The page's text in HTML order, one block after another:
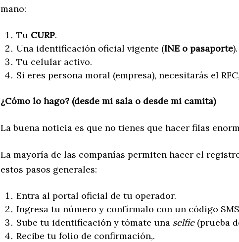
mano:
Tu CURP.
Una identificación oficial vigente (INE o pasaporte).
Tu celular activo.
Si eres persona moral (empresa), necesitarás el
¿Cómo lo hago? (desde mi sala o desde mi camita)
La buena noticia es que no tienes que hacer filas
La mayoría de las compañías permiten hacer el
estos pasos generales:
Entra al portal oficial de tu operador.
Ingresa tu número y confírmalo con un código
Sube tu identificación y tómate una selfie(prueba
Recibe tu folio de confirmación,.